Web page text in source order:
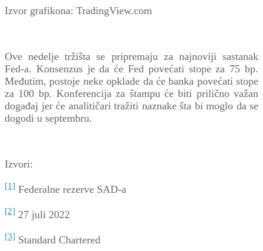
Izvor grafikona: TradingView.com
Ove nedelje tržišta se pripremaju za najnoviji sastanak
Fed-a. Konsenzus je da će Fed povećati stope za 75 bp.
Međutim, postoje neke opklade da će banka povećati stope
za 100 bp. Konferencija za štampu će biti prilično važan
događaj jer će analitičari tražiti naznake šta bi moglo da se
dogodi u septembru.
Izvori:
[1] Federalne rezerve SAD-a
[2] 27 juli 2022
[3] Standard Chartered